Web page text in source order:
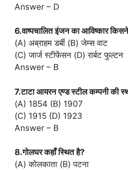
Answer – D
6.वाष्पचालित इंजन का आविष्कार
(A) अब्राहम डर्बी (B) जेम्स वाट
(C) जार्ज स्टीफेंसन (D) रार्बट फुल्टन
Answer – B
7.टाटा आयरन एण्ड स्टील कम्पनी की
(A) 1854 (B) 1907
(C) 1915 (D) 1923
Answer – B
8.गोलघर कहाँ स्थित है?
(A) कोलकाता (B) पटना